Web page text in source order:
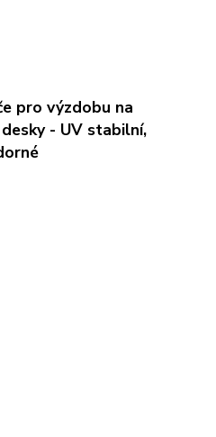
pro výzdobu na
- UV stabilní,